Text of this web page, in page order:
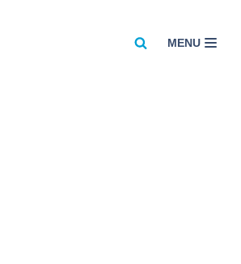
MENU